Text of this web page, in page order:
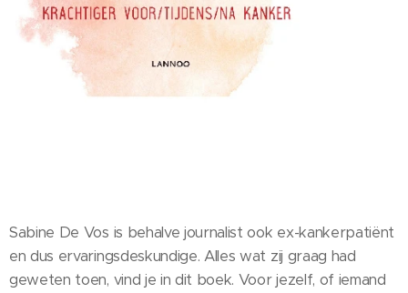
Sabine De Vos is behalve journalist ook ex-kankerpatiënt
en dus ervaringsdeskundige. Alles wat zij graag had
geweten toen, vind je in dit boek. Voor jezelf, of iemand